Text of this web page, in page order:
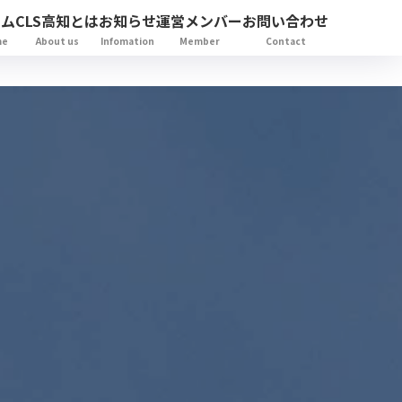
CLS高知とは
About us
お知らせ
Infomation
運営メンバー
Member
お問い合わせ
Contact